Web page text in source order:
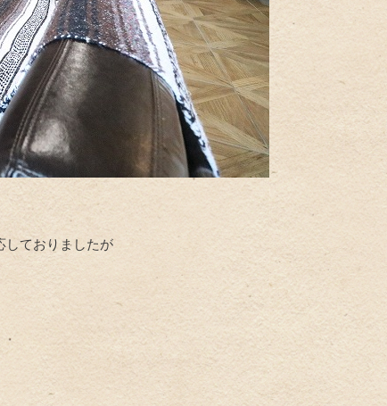
しておりましたが